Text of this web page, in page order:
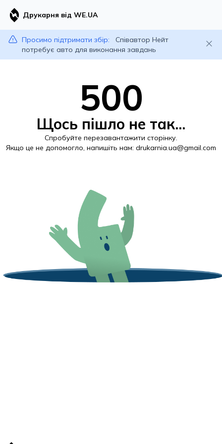
Друкарня від WE.UA
Просимо підтримати збір:
Співавтор Нейт
потребує авто для виконання завдань
500
Щось пішло не так...
Спробуйте перезавантажити сторінку.
Якщо це не допомогло, напишіть нам: drukarnia.ua@gmail.com